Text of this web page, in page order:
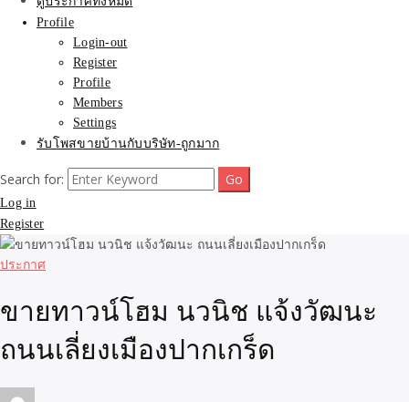
Profile
Login-out
Register
Profile
Members
Settings
รับโพสขายบ้านกับบริษัท-ถูกมาก
Search for:
Log in
Register
ประกาศ
ขายทาวน์โฮม นวนิช แจ้งวัฒนะ
ถนนเลี่ยงเมืองปากเกร็ด